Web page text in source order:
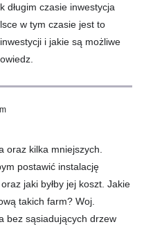
długim czasie inwestycja
w tym czasie jest to
i jakie są możliwe
oraz kilka mniejszych.
postawić instalację
jaki byłby jej koszt. Jakie
takich farm? Woj.
bez sąsiadujących drzew